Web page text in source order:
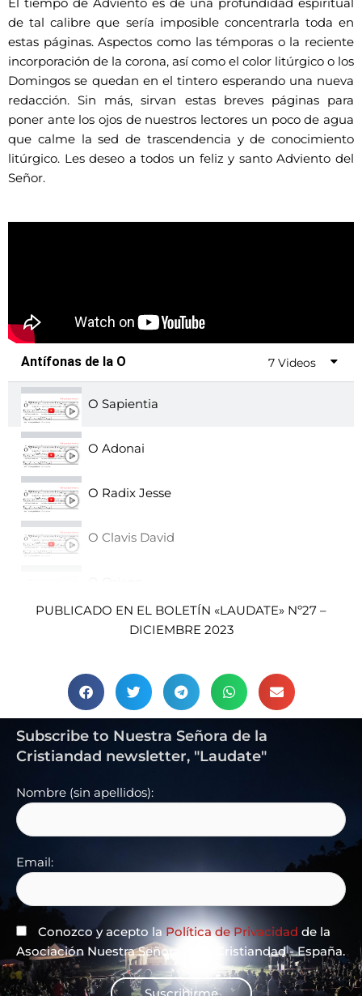
El tiempo de Adviento es de una profundidad espiritual
de tal calibre que sería imposible concentrarla toda en
estas páginas. Aspectos como las témporas o la reciente
incorporación de la corona, así como el color litúrgico o los
Domingos se quedan en el tintero esperando una nueva
redacción. Sin más, sirvan estas breves páginas para
poner ante los ojos de nuestros lectores un poco de agua
que calme la sed de trascendencia y de conocimiento
litúrgico. Les deseo a todos un feliz y santo Adviento del
Señor.
Antífonas de la O 7 Videos
O Sapientia
O Adonai
O Radix Jesse
O Clavis David
O Rex Gentium
O Emmanuel
PUBLICADO EN EL BOLETÍN «LAUDATE» Nº27 –
DICIEMBRE 2023
Subscribe to Nuestra Señora de la
Cristiandad newsletter, "Laudate"
Nombre (sin apellidos):
Email:
Conozco y acepto la Política de Privacidad de la
Asociación Nuestra Señora de la Cristiandad - España.
Suscribirme